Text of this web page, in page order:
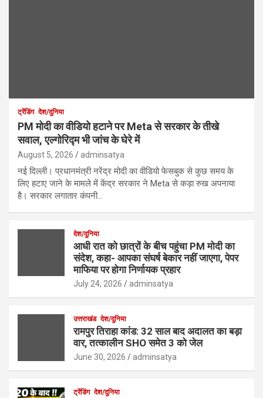
ट्रेंडिंग देश/दुनिया
PM मोदी का वीडियो हटाने पर Meta से सरकार के तीखे
सवाल, एल्गोरिद्म भी जांच के घेरे में
August 5, 2026 adminsatya
नई दिल्ली। प्रधानमंत्री नरेंद्र मोदी का वीडियो फेसबुक से कुछ समय के
लिए हटाए जाने के मामले में केंद्र सरकार ने Meta से कड़ा रुख अपनाया
है। सरकार लगातार कंपनी…
देश/दुनिया
आधी रात को छात्रों के बीच पहुंचा PM मोदी का
संदेश, कहा- आपका संघर्ष बेकार नहीं जाएगा, पेपर
माफिया पर होगा निर्णायक प्रहार
July 24, 2026 adminsatya
उत्तराखंड देश/दुनिया
रामपुर तिराहा कांड: 32 साल बाद अदालत का बड़ा
वार, तत्कालीन SHO समेत 3 को जेल
June 30, 2026 adminsatya
ट्रेंडिंग देश/दुनिया